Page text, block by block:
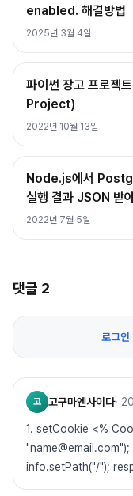
enabled. 해결방법
2025년 3월 4일
파이썬 장고 프로젝
Project)
2022년 10월 13일
Node.js에서
실행 결과 JSON 받
2022년 7월 5일
댓글 2
로그인
고 고구마엔사이다·
1. setCookie <%
info.setPath("/");